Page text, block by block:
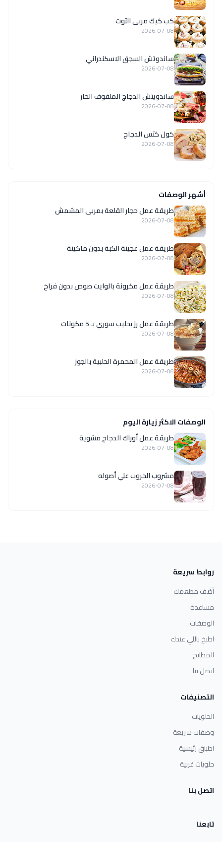
كب كيك مربى التوت
2026-07-08
ساندوتش السجق الاسكندراني
2026-07-08
ساندويتش الدجاج الملفوف الحار
2026-07-08
كول كتس الدجاج
2026-07-08
أشهر الوصفات
طريقة عمل حجار القلعة بمربى المشمش
2026-07-08
طريقة عمل عجينة الكبة بدون ماكينة
2026-07-08
طريقة عمل مكرونة بالوايت صوص بدون فراخ
2026-07-08
طريقة عمل رز بحليب سوري بـ 5 مكونات
2026-07-08
طريقة عمل المحمرة الحلبية بالجوز
2026-07-08
الوصفات الاكثر زيارة اليوم
طريقة عمل أوراك الدجاج مشوية
2026-07-08
مشروب الخروب علي أصوله
2026-07-08
روابط سريعة
أضف مطعمك
مساعدة
الوصفات
اطبخ باللي عندك
المطابخ
اتصل بنا
التصنيفات
الحلويات
وصفات سريعة
اطباق رئيسية
حلويات غربية
اتصل بنا
تابعنا